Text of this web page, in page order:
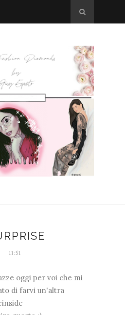
11:51
oggi per voi che mi
di farvi un'altra